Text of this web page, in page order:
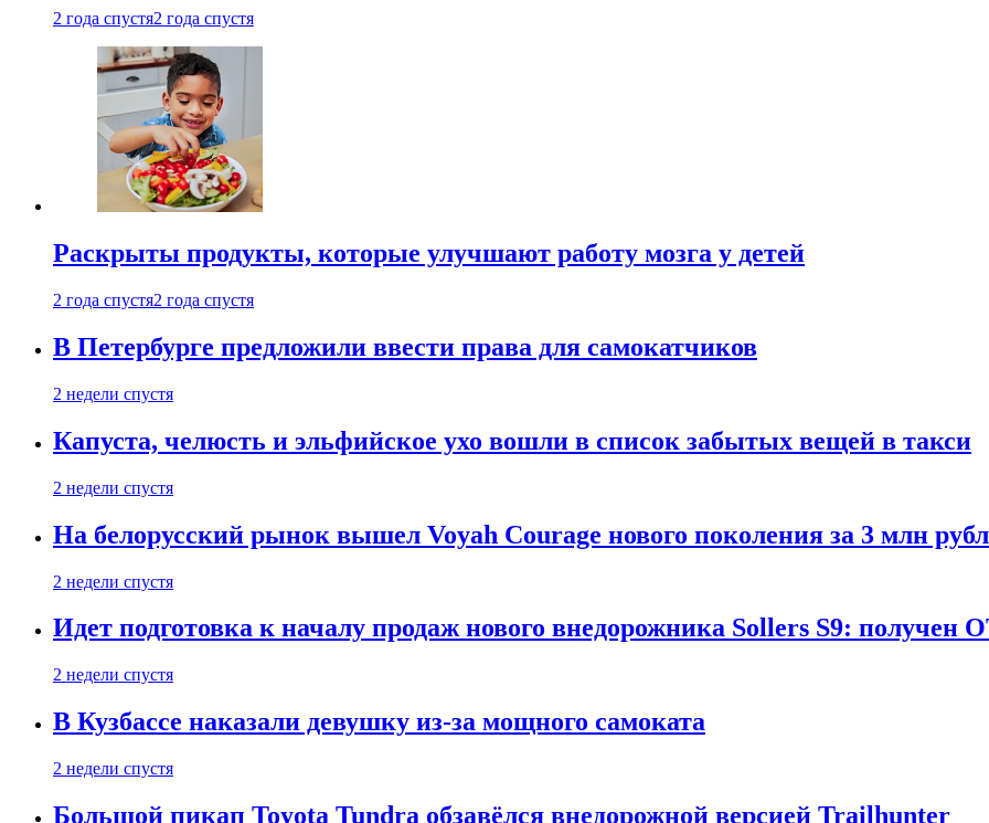
2 года спустя2 года спустя
Раскрыты продукты, которые улучшают работу мозга у детей
2 года спустя2 года спустя
В Петербурге предложили ввести права для самокатчиков
2 недели спустя
Капуста, челюсть и эльфийское ухо вошли в список забытых вещей в такси
2 недели спустя
На белорусский рынок вышел Voyah Courage нового поколения за 3 млн
2 недели спустя
Идет подготовка к началу продаж нового внедорожника Sollers S9: получен
2 недели спустя
В Кузбассе наказали девушку из-за мощного самоката
2 недели спустя
Большой пикап Toyota Tundra обзавёлся внедорожной версией Trailhunter